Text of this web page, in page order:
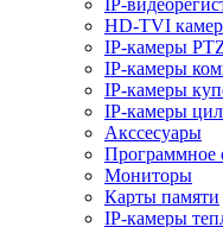
IP-
HD-TVI
IP-камеры
IP-камеры
IP-камеры
IP-камеры
Акссесуары
Программное
Мониторы
Карты памяти
IP-камеры